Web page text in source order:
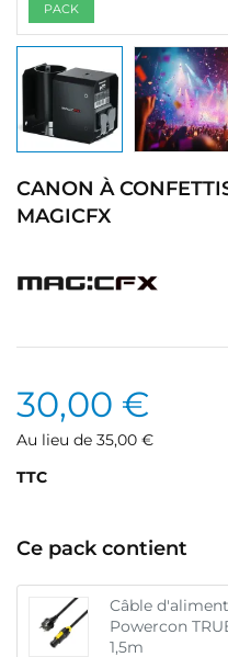
PACK
CANON À
MAGICFX
30,00 €
Au lieu de 35,00 €
TTC
Ce pack contient
Câble
Powercon
1,5m